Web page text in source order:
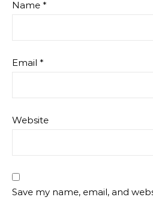
Name *
Email *
Website
Save my name, email, and